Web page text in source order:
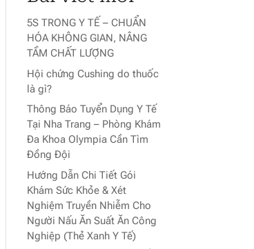
5S TRONG Y TẾ – CHUẨN
HÓA KHÔNG GIAN, NÂNG
TẦM CHẤT LƯỢNG
Hội chứng Cushing do thuốc
là gì?
Thông Báo Tuyển Dụng Y Tế
Tại Nha Trang – Phòng Khám
Đa Khoa Olympia Cần Tìm
Đồng Đội
Hướng Dẫn Chi Tiết Gói
Khám Sức Khỏe & Xét
Nghiệm Truyền Nhiễm Cho
Người Nấu Ăn Suất Ăn Công
Nghiệp (Thẻ Xanh Y Tế)